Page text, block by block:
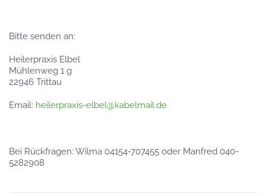
Bitte senden an:
Heilerpraxis Elbel
Mühlenweg 1 g
22946 Trittau
Email: heilerpraxis-elbel@kabelmail.de
Bei Rückfragen: Wilma 04154-707455 oder Manfred 040-
5282908